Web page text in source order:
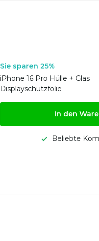
Sie sparen 25%
iPhone 16 Pro Hülle + Glas
Displayschutzfolie
In den
Beliebte